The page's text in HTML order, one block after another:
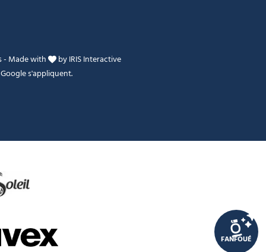
- Made with byIRIS Interactive
s'appliquent.
FANFOUÉ